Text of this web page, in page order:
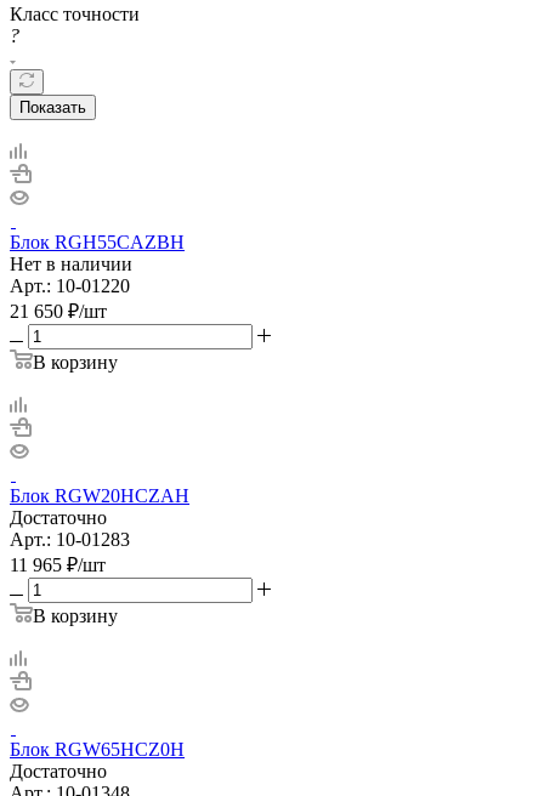
Класс точности
?
Показать
Блок RGH55CAZBH
Нет в наличии
Арт.: 10-01220
21 650 ₽/шт
В корзину
Блок RGW20HCZAH
Достаточно
Арт.: 10-01283
11 965 ₽/шт
В корзину
Блок RGW65HCZ0H
Достаточно